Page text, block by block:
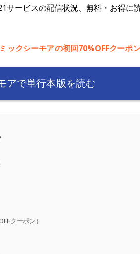
ービスの配信状況、無料・お得に
ックシーモアの初回70%OFFクーポ
アで単行本版を読む
クーポン）